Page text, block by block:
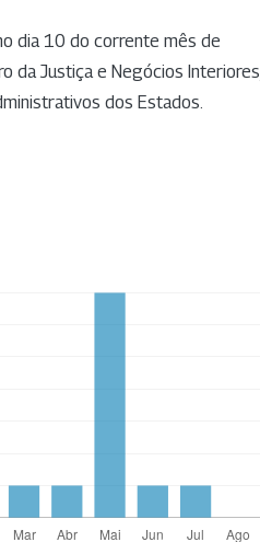
dia 10 do corrente mês de
da Justiça e Negócios Interiores,
dos Estados.